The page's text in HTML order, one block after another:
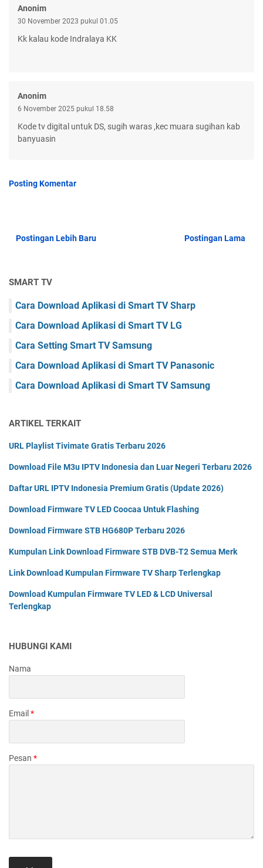
Anonim
30 November 2023 pukul 01.05
Kk kalau kode Indralaya KK
Anonim
6 November 2025 pukul 18.58
Kode tv digital untuk DS, sugih waras ,kec muara sugihan kab
banyuasin
Posting Komentar
Postingan Lebih Baru Postingan Lama
SMART TV
Cara Download Aplikasi di Smart TV Sharp
Cara Download Aplikasi di Smart TV LG
Cara Setting Smart TV Samsung
Cara Download Aplikasi di Smart TV Panasonic
Cara Download Aplikasi di Smart TV Samsung
ARTIKEL TERKAIT
URL Playlist Tivimate Gratis Terbaru 2026
Download File M3u IPTV Indonesia dan Luar Negeri Terbaru 2026
Daftar URL IPTV Indonesia Premium Gratis (Update 2026)
Download Firmware TV LED Coocaa Untuk Flashing
Download Firmware STB HG680P Terbaru 2026
Kumpulan Link Download Firmware STB DVB-T2 Semua Merk
Link Download Kumpulan Firmware TV Sharp Terlengkap
Download Kumpulan Firmware TV LED & LCD Universal
Terlengkap
HUBUNGI KAMI
Nama
Email *
Pesan *